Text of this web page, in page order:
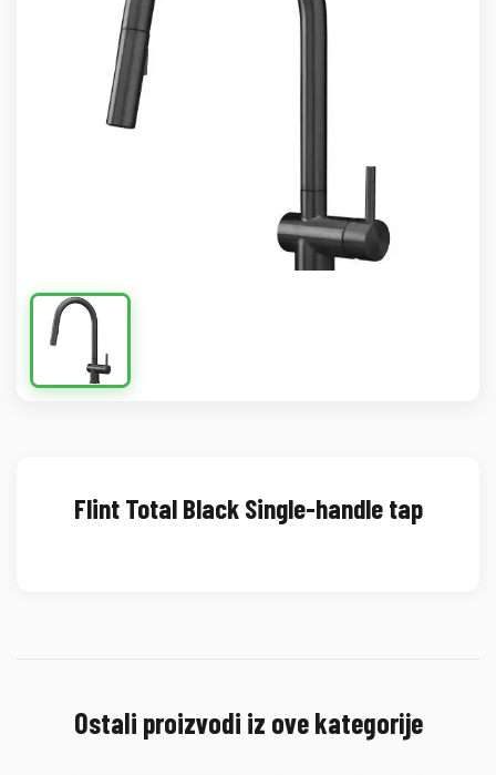
Flint Total Black Single-handle tap
Ostali proizvodi iz ove kategorije